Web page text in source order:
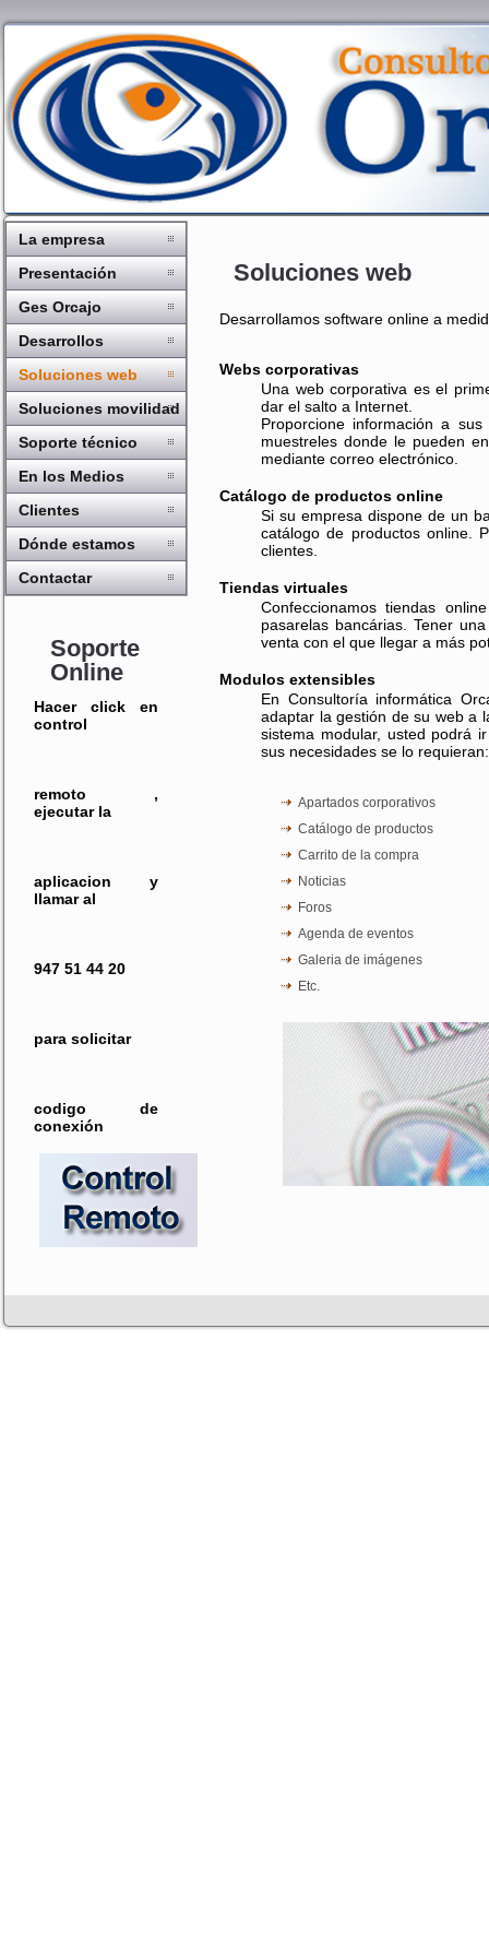
La empresa
Presentación
Ges Orcajo
Desarrollos
Soluciones web
Soluciones movilidad
Soporte técnico
En los Medios
Clientes
Dónde estamos
Contactar
Soporte
Online
Hacer click en
control
remoto ,
ejecutar la
aplicacion y
llamar al
947 51 44 20
para solicitar
codigo de
conexión
Soluciones web
Desarrollamos software online a
Webs corporativas
Una web corporativa es el
dar el salto a Internet.
Proporcione información a
muestreles donde le pueden
mediante correo electrónico.
Catálogo de productos online
Si su empresa dispone de un
catálogo de productos online.
clientes.
Tiendas virtuales
Confeccionamos tiendas
pasarelas bancárias. Tener
venta con el que llegar a más
Modulos extensibles
En Consultoría informática
adaptar la gestión de su web a
sistema modular, usted podrá
sus necesidades se lo requieran:
Apartados corporativos
Catálogo de productos
Carrito de la compra
Noticias
Foros
Agenda de eventos
Galeria de imágenes
Etc.